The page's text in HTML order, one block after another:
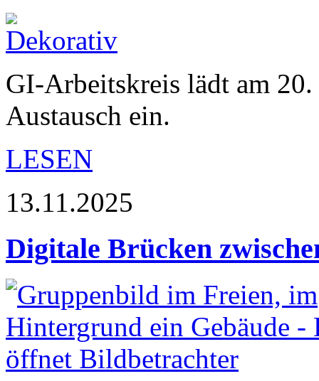
GI-Arbeitskreis lädt am
Austausch ein.
LESEN
13.11.2025
Digitale Brücken